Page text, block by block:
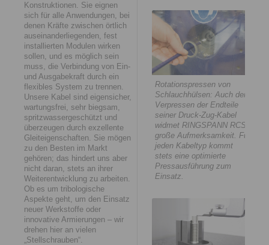
Konstruktionen. Sie eignen
sich für alle Anwendungen, bei
denen Kräfte zwischen örtlich
auseinanderliegenden, fest
installierten Modulen wirken
sollen, und es möglich sein
muss, die Verbindung von Ein-
und Ausgabekraft durch ein
flexibles System zu trennen.
Unsere Kabel sind eigensicher,
wartungsfrei, sehr biegsam,
spritzwassergeschützt und
überzeugen durch exzellente
Gleiteigenschaften. Sie mögen
zu den Besten im Markt
gehören; das hindert uns aber
nicht daran, stets an ihrer
Weiterentwicklung zu arbeiten.
Ob es um tribologische
Aspekte geht, um den Einsatz
neuer Werkstoffe oder
innovative Armierungen – wir
drehen hier an vielen
„Stellschrauben“.
Rotationspressen von
Schlauchhülsen: Auch dem
Verpressen der Endteile
seiner Druck-Zug-Kabel
widmet RINGSPANN RCS
große Aufmerksamkeit. Für
jeden Kabeltyp kommt
stets eine optimierte
Pressausführung zum
Einsatz.